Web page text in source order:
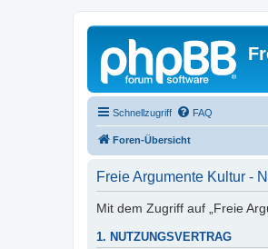
Schnellzugriff FAQ
Foren-Übersicht
Freie Argumente Kultur -
Mit dem Zugriff auf „Freie
1. NUTZUNGSVERTRAG